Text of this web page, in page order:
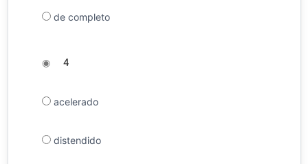
de completo
◉ 4
acelerado
distendido